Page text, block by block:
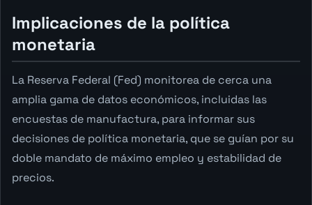
Implicaciones de la política
monetaria
La Reserva Federal (Fed) monitorea de cerca una
amplia gama de datos económicos, incluidas las
encuestas de manufactura, para informar sus
decisiones de política monetaria, que se guían por su
doble mandato de máximo empleo y estabilidad de
precios.